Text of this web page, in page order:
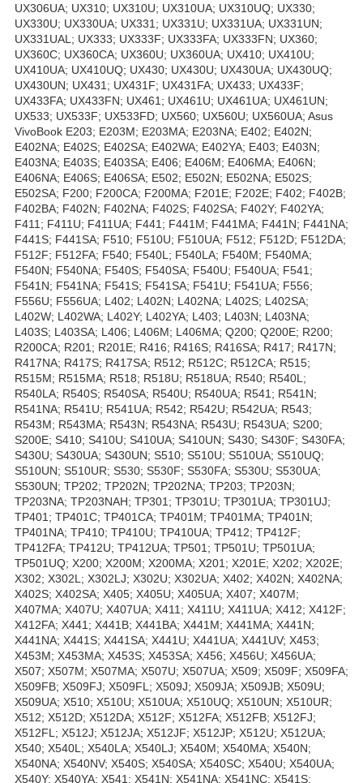
UX306UA; UX310; UX310U; UX310UA; UX310UQ; UX330;
UX330U; UX330UA; UX331; UX331U; UX331UA; UX331UN;
UX331UAL; UX333; UX333F; UX333FA; UX333FN; UX360;
UX360C; UX360CA; UX360U; UX360UA; UX410; UX410U;
UX410UA; UX410UQ; UX430; UX430U; UX430UA; UX430UQ;
UX430UN; UX431; UX431F; UX431FA; UX433; UX433F;
UX433FA; UX433FN; UX461; UX461U; UX461UA; UX461UN;
UX533; UX533F; UX533FD; UX560; UX560U; UX560UA; Asus
VivoBook E203; E203M; E203MA; E203NA; E402; E402N;
E402NA; E402S; E402SA; E402WA; E402YA; E403; E403N;
E403NA; E403S; E403SA; E406; E406M; E406MA; E406N;
E406NA; E406S; E406SA; E502; E502N; E502NA; E502S;
E502SA; F200; F200CA; F200MA; F201E; F202E; F402; F402B;
F402BA; F402N; F402NA; F402S; F402SA; F402Y; F402YA;
F411; F411U; F411UA; F441; F441M; F441MA; F441N; F441NA;
F441S; F441SA; F510; F510U; F510UA; F512; F512D; F512DA;
F512F; F512FA; F540; F540L; F540LA; F540M; F540MA;
F540N; F540NA; F540S; F540SA; F540U; F540UA; F541;
F541N; F541NA; F541S; F541SA; F541U; F541UA; F556;
F556U; F556UA; L402; L402N; L402NA; L402S; L402SA;
L402W; L402WA; L402Y; L402YA; L403; L403N; L403NA;
L403S; L403SA; L406; L406M; L406MA; Q200; Q200E; R200;
R200CA; R201; R201E; R416; R416S; R416SA; R417; R417N;
R417NA; R417S; R417SA; R512; R512C; R512CA; R515;
R515M; R515MA; R518; R518U; R518UA; R540; R540L;
R540LA; R540S; R540SA; R540U; R540UA; R541; R541N;
R541NA; R541U; R541UA; R542; R542U; R542UA; R543;
R543M; R543MA; R543N; R543NA; R543U; R543UA; S200;
S200E; S410; S410U; S410UA; S410UN; S430; S430F; S430FA;
S430U; S430UA; S430UN; S510; S510U; S510UA; S510UQ;
S510UN; S510UR; S530; S530F; S530FA; S530U; S530UA;
S530UN; TP202; TP202N; TP202NA; TP203; TP203N;
TP203NA; TP203NAH; TP301; TP301U; TP301UA; TP301UJ;
TP401; TP401C; TP401CA; TP401M; TP401MA; TP401N;
TP401NA; TP410; TP410U; TP410UA; TP412; TP412F;
TP412FA; TP412U; TP412UA; TP501; TP501U; TP501UA;
TP501UQ; X200; X200M; X200MA; X201; X201E; X202; X202E;
X302; X302L; X302LJ; X302U; X302UA; X402; X402N; X402NA;
X402S; X402SA; X405; X405U; X405UA; X407; X407M;
X407MA; X407U; X407UA; X411; X411U; X411UA; X412; X412F;
X412FA; X441; X441B; X441BA; X441M; X441MA; X441N;
X441NA; X441S; X441SA; X441U; X441UA; X441UV; X453;
X453M; X453MA; X453S; X453SA; X456; X456U; X456UA;
X507; X507M; X507MA; X507U; X507UA; X509; X509F; X509FA;
X509FB; X509FJ; X509FL; X509J; X509JA; X509JB; X509U;
X509UA; X510; X510U; X510UA; X510UQ; X510UN; X510UR;
X512; X512D; X512DA; X512F; X512FA; X512FB; X512FJ;
X512FL; X512J; X512JA; X512JF; X512JP; X512U; X512UA;
X540; X540L; X540LA; X540LJ; X540M; X540MA; X540N;
X540NA; X540NV; X540S; X540SA; X540SC; X540U; X540UA;
X540Y; X540YA; X541; X541N; X541NA; X541NC; X541S;